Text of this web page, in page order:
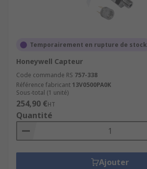
Temporairement en rupture de stock
Honeywell Capteur
Code commande RS 757-338
Référence fabricant 13V0500PA0K
Sous-total (1 unité)
254,90 €HT
Quantité
Ajouter